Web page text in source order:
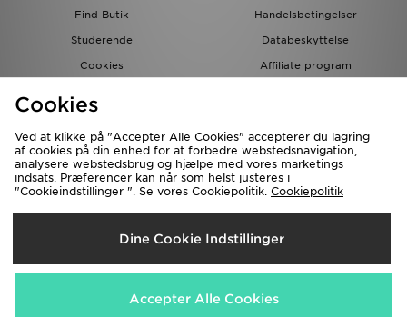
Find Butik
Handelsbetingelser
Studerende
Databeskyttelse
Cookies
Affiliate program
Forsendelse Til
Danmark
Vi accepterer de følgende betalingsmetoder
Cookies
Ved at klikke på "Accepter Alle Cookies" accepterer du lagring
af cookies på din enhed for at forbedre webstedsnavigation,
analysere webstedsbrug og hjælpe med vores marketings
indsats. Præferencer kan når som helst justeres i
"Cookieindstillinger ". Se vores Cookiepolitik. Cookiepolitik
Dine Cookie Indstillinger
Accepter Alle Cookies